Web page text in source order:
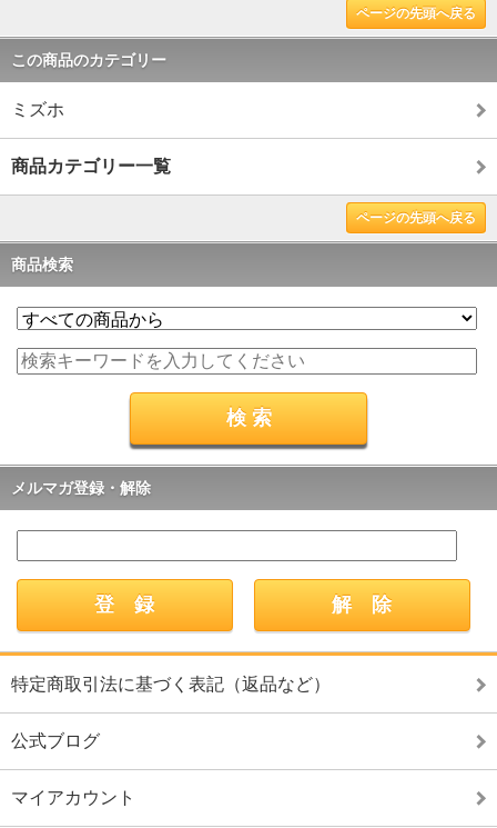
ページの先頭へ戻る
この商品のカテゴリー
ミズホ
商品カテゴリー一覧
ページの先頭へ戻る
商品検索
メルマガ登録・解除
特定商取引法に基づく表記（返品など）
公式ブログ
マイアカウント